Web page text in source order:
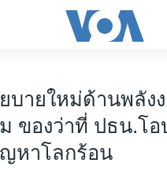
บายใหม่ด้านพลัง
ของว่าที่ ปธน.โอ
หาโลกร้อน